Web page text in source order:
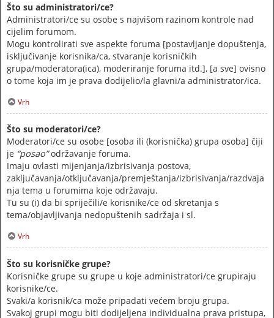
Što su administratori/ce?
Administratori/ce su osobe s najvišom razinom kontrole nad
cijelim forumom.
Mogu kontrolirati sve aspekte foruma [postavljanje dopuštenja,
isključivanje korisnika/ca, stvaranje korisničkih
grupa/moderatora(ica), moderiranje foruma itd.], [a sve] ovisno
o tome koja im je prava dodijelio/la glavni/a administrator/ica.
Vrh
Što su moderatori/ce?
Moderatori/ce su osobe [osoba ili (korisnička) grupa osoba] čiji
je “posao”održavanje foruma.
Imaju ovlasti mijenjanja/izbrisivanja postova,
zaključavanja/otključavanja/premještanja/izbrisivanja/razdvaja
nja tema u forumima koje održavaju.
Tu su (i) da bi spriječili/e korisnike/ce od skretanja s
tema/objavljivanja nedopuštenih sadržaja i sl.
Vrh
Što su korisničke grupe?
Korisničke grupe su grupe u koje administratori/ce grupiraju
korisnike/ce.
Svaki/a korisnik/ca može pripadati većem broju grupa.
Svakoj grupi mogu biti dodijeljena individualna prava pristupa,